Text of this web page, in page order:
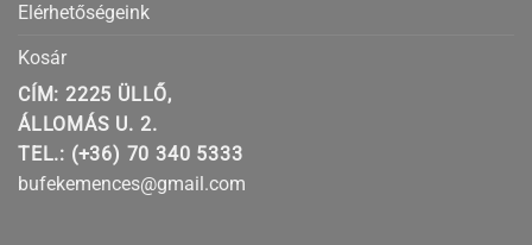
Elérhetőségeink
Kosár
CÍM: 2225 ÜLLŐ,
ÁLLOMÁS U. 2.
TEL.: (+36) 70 340 5333
bufekemences@gmail.com